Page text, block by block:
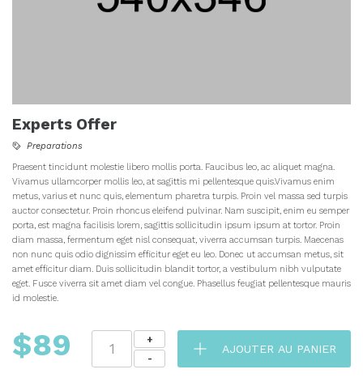
Experts Offer
Preparations
Praesent tincidunt molestie libero mollis porta. Faucibus leo, ac aliquet magna.
Vivamus ullamcorper mollis leo, at sagittis mi pellentesque quis.Vivamus enim
metus, varius et nunc quis, elementum pharetra turpis. Proin vel massa sed turpis
auctor consectetur. Proin rhoncus eleifend pulvinar. Nam suscipit, enim eu semper
porta, est magna facilisis lorem, sagittis sollicitudin ipsum ipsum at tortor. Proin
diam massa, fermentum eget nisl consequat, viverra accumsan turpis. Maecenas
non nunc quis odio dignissim efficitur eget eu leo. Donec ut accumsan metus, sit
amet efficitur diam. Duis sollicitudin blandit tortor, a vestibulum nibh vulputate
eget. Fusce viverra sit amet diam vel congue. Phasellus feugiat pellentesque mauris
id molestie.
$89 AJOUTER AU PANIER